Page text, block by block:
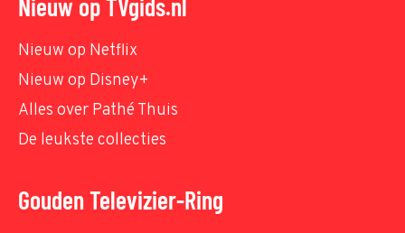
Nieuw op TVgids.nl
Nieuw op Netflix
Nieuw op Disney+
Alles over Pathé Thuis
De leukste collecties
Gouden Televizier-Ring